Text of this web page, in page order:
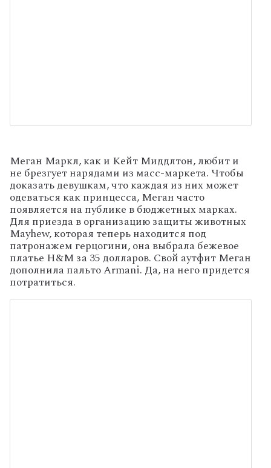
Меган Маркл, как и Кейт Миддлтон, любит и
не брезгует нарядами из масс-маркета. Чтобы
доказать девушкам, что каждая из них может
одеваться как принцесса, Меган часто
появляется на публике в бюджетных марках.
Для приезда в организацию защиты животных
Mayhew, которая теперь находится под
патронажем герцогини, она выбрала бежевое
платье H&M за 35 долларов. Свой аутфит Меган
дополнила пальто Armani. Да, на него придется
потратиться.